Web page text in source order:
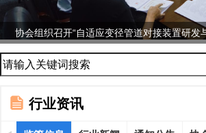
协会组织召开“自适应变径管道对接装置研发
行业资讯